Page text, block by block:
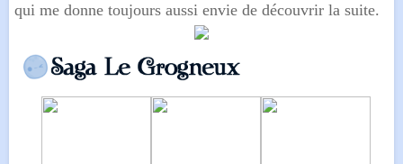
qui me donne toujours aussi envie de découvrir la suite.